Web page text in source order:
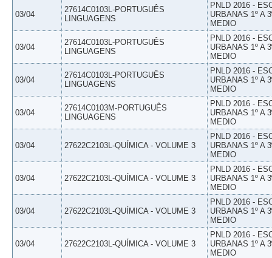
03/04
27614C0103L-PORTUGUÊS
LINGUAGENS
PNLD 2016 -
URBANAS 1º A
MEDIO
03/04
27614C0103L-PORTUGUÊS
LINGUAGENS
PNLD 2016 -
URBANAS 1º A
MEDIO
03/04
27614C0103L-PORTUGUÊS
LINGUAGENS
PNLD 2016 -
URBANAS 1º A
MEDIO
03/04
27614C0103M-PORTUGUÊS
LINGUAGENS
PNLD 2016 -
URBANAS 1º A
MEDIO
03/04 27622C2103L-QUÍMICA - VOLUME 3
PNLD 2016 -
URBANAS 1º A
MEDIO
03/04 27622C2103L-QUÍMICA - VOLUME 3
PNLD 2016 -
URBANAS 1º A
MEDIO
03/04 27622C2103L-QUÍMICA - VOLUME 3
PNLD 2016 -
URBANAS 1º A
MEDIO
03/04 27622C2103L-QUÍMICA - VOLUME 3
PNLD 2016 -
URBANAS 1º A
MEDIO